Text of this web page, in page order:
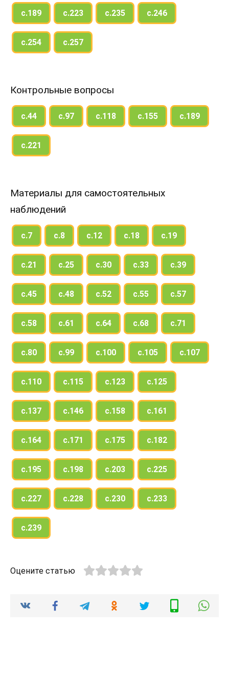
с.189 с.223 с.235 с.246
с.254 с.257
Контрольные вопросы
с.44 с.97 с.118 с.155 с.189
с.221
Материалы для самостоятельных
наблюдений
с.7 с.8 с.12 с.18 с.19
с.21 с.25 с.30 с.33 с.39
с.45 с.48 с.52 с.55 с.57
с.58 с.61 с.64 с.68 с.71
с.80 с.99 с.100 с.105 с.107
с.110 с.115 с.123 с.125
с.137 с.146 с.158 с.161
с.164 с.171 с.175 с.182
с.195 с.198 с.203 с.225
с.227 с.228 с.230 с.233
с.239
Оцените статью